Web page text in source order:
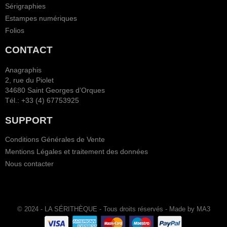
Sérigraphies
Estampes numériques
Folios
CONTACT
Anagraphis
2, rue du Piolet
34680 Saint Georges d’Orques
Tél.: +33 (4) 67753925
SUPPORT
Conditions Générales de Vente
Mentions Légales et traitement des données
Nous contacter
© 2024 - LA SÉRITHÈQUE - Tous droits réservés - Made by MA3